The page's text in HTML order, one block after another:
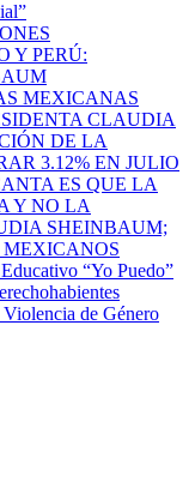
Y PERÚ:
MEXICANAS
CLAUDIA
DE LA
3.12% EN JULIO
ES QUE LA
Y NO LA
SHEINBAUM;
MEXICANOS
“Yo Puedo”
de Género